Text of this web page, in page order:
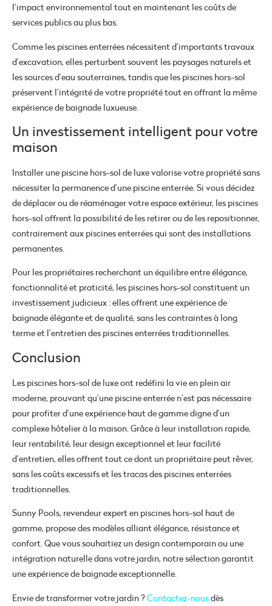
l’impact environnemental tout en maintenant les coûts de
services publics au plus bas.
Comme les piscines enterrées nécessitent d’importants travaux
d’excavation, elles perturbent souvent les paysages naturels et
les sources d’eau souterraines, tandis que les piscines hors-sol
préservent l’intégrité de votre propriété tout en offrant la même
expérience de baignade luxueuse.
Un investissement intelligent pour votre
maison
Installer une piscine hors-sol de luxe valorise votre propriété sans
nécessiter la permanence d’une piscine enterrée. Si vous décidez
de déplacer ou de réaménager votre espace extérieur, les piscines
hors-sol offrent la possibilité de les retirer ou de les repositionner,
contrairement aux piscines enterrées qui sont des installations
permanentes.
Pour les propriétaires recherchant un équilibre entre élégance,
fonctionnalité et praticité, les piscines hors-sol constituent un
investissement judicieux : elles offrent une expérience de
baignade élégante et de qualité, sans les contraintes à long
terme et l’entretien des piscines enterrées traditionnelles.
Conclusion
Les piscines hors-sol de luxe ont redéfini la vie en plein air
moderne, prouvant qu’une piscine enterrée n’est pas nécessaire
pour profiter d’une expérience haut de gamme digne d’un
complexe hôtelier à la maison. Grâce à leur installation rapide,
leur rentabilité, leur design exceptionnel et leur facilité
d’entretien, elles offrent tout ce dont un propriétaire peut rêver,
sans les coûts excessifs et les tracas des piscines enterrées
traditionnelles.
Sunny Pools, revendeur expert en piscines hors-sol haut de
gamme, propose des modèles alliant élégance, résistance et
confort. Que vous souhaitiez un design contemporain ou une
intégration naturelle dans votre jardin, notre sélection garantit
une expérience de baignade exceptionnelle.
Envie de transformer votre jardin ?Contactez-nousdès